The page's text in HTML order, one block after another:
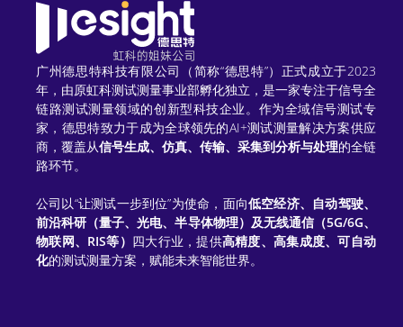
广州德思特科技有限公司（简称“德思特”）正式成立于2023
年，由原虹科测试测量事业部孵化独立，是一家专注于信号全
链路测试测量领域的创新型科技企业。作为全域信号测试专
家，德思特致力于成为全球领先的AI+测试测量解决方案供应
商，覆盖从信号生成、仿真、传输、采集到分析与处理的全链
路环节。
公司以“让测试一步到位”为使命，面向低空经济、自动驾驶、
前沿科研（量子、光电、半导体物理）及无线通信（5G/6G、
物联网、RIS等） 四大行业，提供高精度、高集成度、可自动
化的测试测量方案，赋能未来智能世界。